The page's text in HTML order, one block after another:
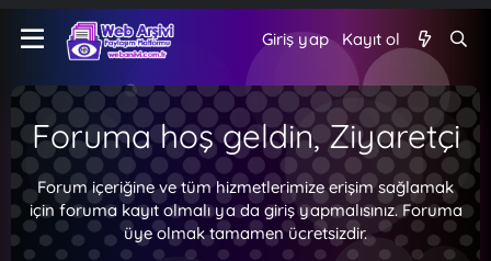
Giriş yap Kayıt ol
Foruma hoş geldin, Ziyaretçi
Forum içeriğine ve tüm hizmetlerimize erişim sağlamak
için foruma kayıt olmalı ya da giriş yapmalısınız. Foruma
üye olmak tamamen ücretsizdir.